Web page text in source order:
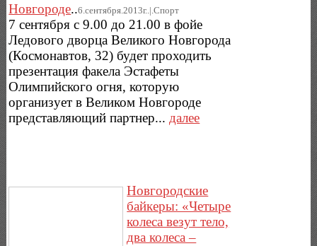
Новгороде..6.сентября.2013г..|.Спорт
7 сентября с 9.00 до 21.00 в фойе
Ледового дворца Великого Новгорода
(Космонавтов, 32) будет проходить
презентация факела Эстафеты
Олимпийского огня, которую
организует в Великом Новгороде
представляющий партнер... далее
Новгородские
байкеры: «Четыре
колеса везут тело,
два колеса –